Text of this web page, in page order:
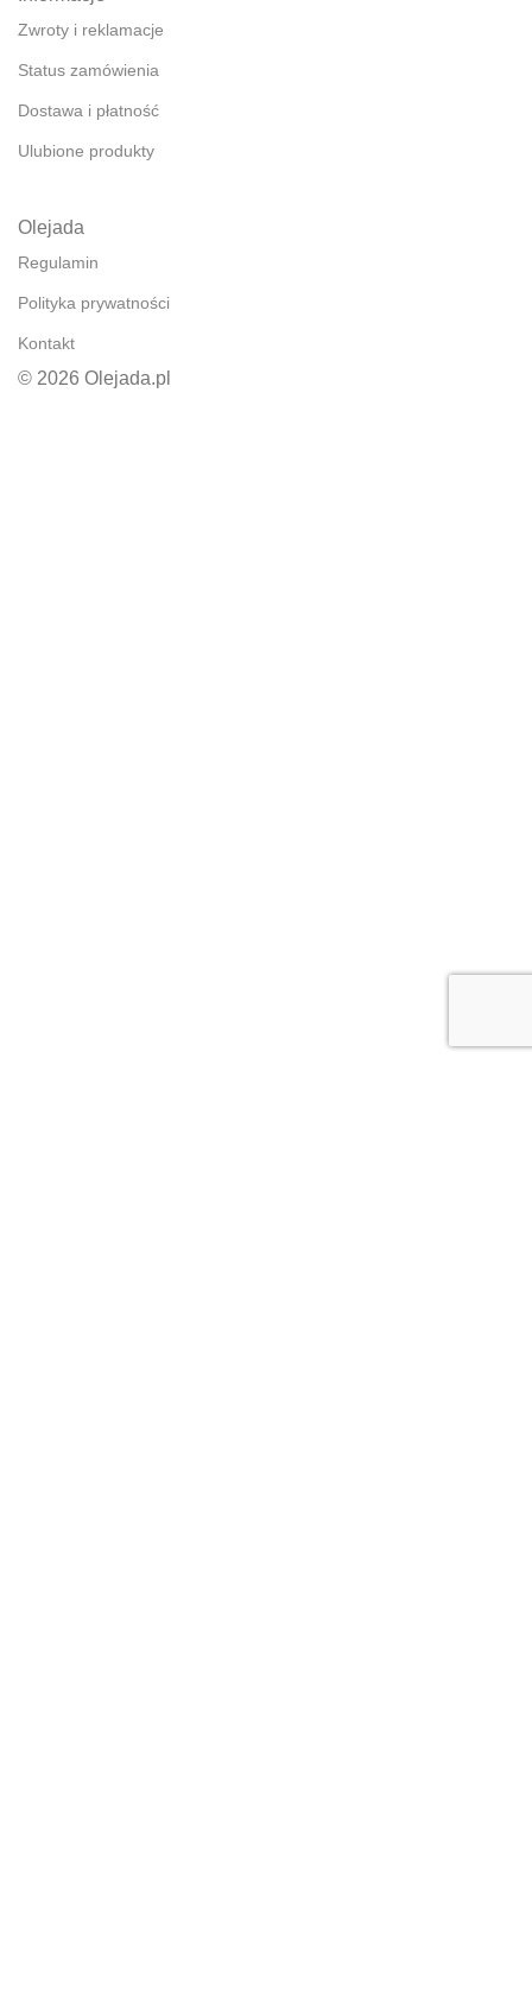
Zwroty i reklamacje
Status zamówienia
Dostawa i płatność
Ulubione produkty
Olejada
Regulamin
Polityka prywatności
Kontakt
© 2026 Olejada.pl